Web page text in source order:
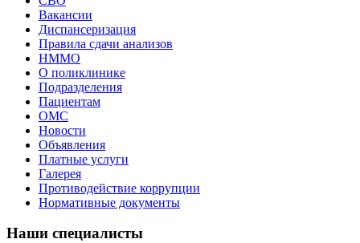
Вакансии
Диспансеризация
Правила сдачи анализов
НММО
О поликлинике
Подразделения
Пациентам
ОМС
Новости
Объявления
Платные услуги
Галерея
Противодействие коррупции
Нормативные документы
Наши специалисты